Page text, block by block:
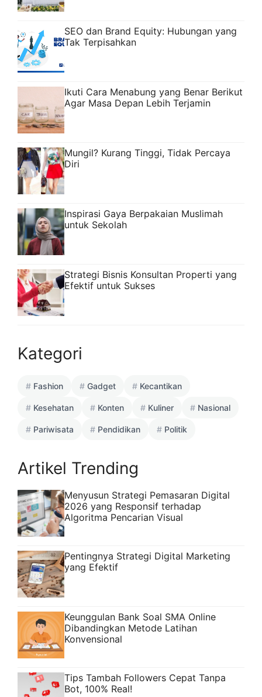
SEO dan Brand Equity: Hubungan yang
Tak Terpisahkan
Ikuti Cara Menabung yang Benar Berikut
Agar Masa Depan Lebih Terjamin
Mungil? Kurang Tinggi, Tidak Percaya
Diri
Inspirasi Gaya Berpakaian Muslimah
untuk Sekolah
Strategi Bisnis Konsultan Properti yang
Efektif untuk Sukses
Kategori
Fashion Gadget Kecantikan
Kesehatan Konten Kuliner Nasional
Pariwisata Pendidikan Politik
Artikel Trending
Menyusun Strategi Pemasaran Digital
2026 yang Responsif terhadap
Algoritma Pencarian Visual
Pentingnya Strategi Digital Marketing
yang Efektif
Keunggulan Bank Soal SMA Online
Dibandingkan Metode Latihan
Konvensional
Tips Tambah Followers Cepat Tanpa
Bot, 100% Real!